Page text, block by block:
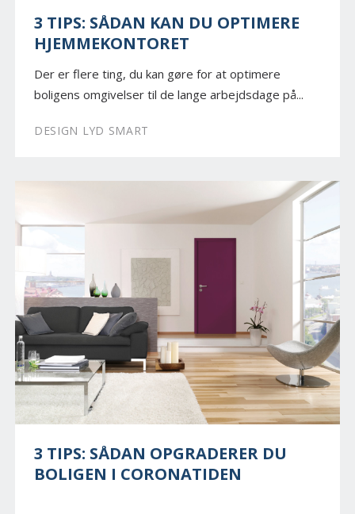
3 TIPS: SÅDAN KAN DU OPTIMERE
HJEMMEKONTORET
Der er flere ting, du kan gøre for at optimere
boligens omgivelser til de lange arbejdsdage på...
DESIGN LYD SMART
3 TIPS: SÅDAN OPGRADERER DU
BOLIGEN I CORONATIDEN